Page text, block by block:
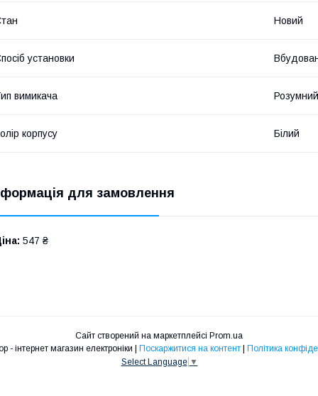
Новий
установки
вимикача
корпусу Білий
для замовлення
547 ₴
Сайт створений на маркетплейсі Prom.ua
смарт.shop - інтернет магазин електроніки | Поскаржитися на контент | Політика
Select Language ▼